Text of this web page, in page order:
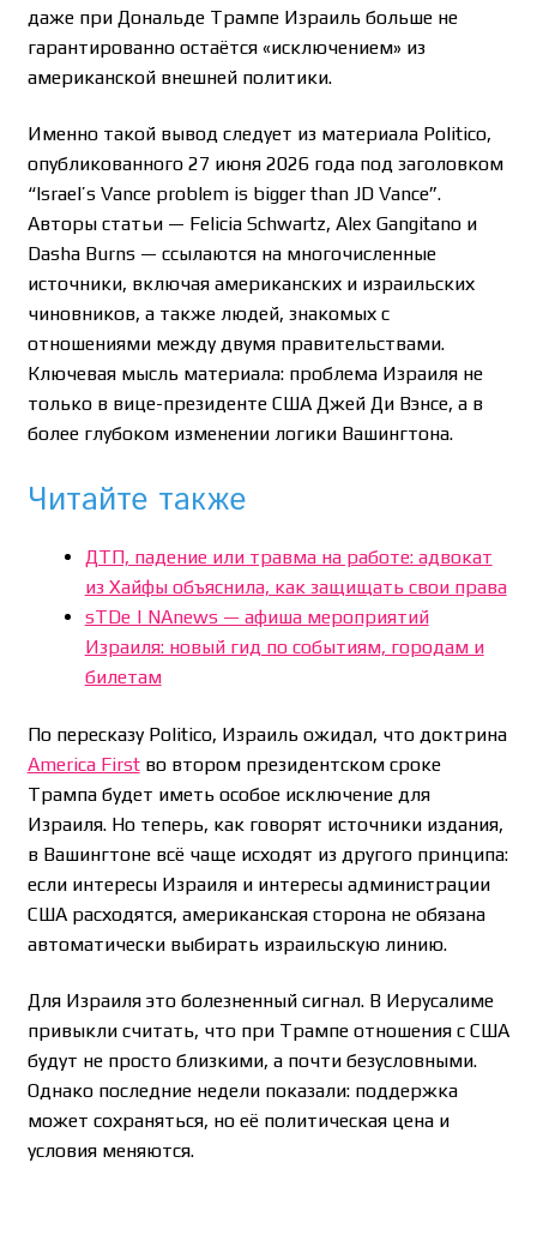
даже при Дональде Трампе Израиль больше не
гарантированно остаётся «исключением» из
американской внешней политики.
Именно такой вывод следует из материала Politico,
опубликованного 27 июня 2026 года под заголовком
“Israel’s Vance problem is bigger than JD Vance”.
Авторы статьи — Felicia Schwartz, Alex Gangitano и
Dasha Burns — ссылаются на многочисленные
источники, включая американских и израильских
чиновников, а также людей, знакомых с
отношениями между двумя правительствами.
Ключевая мысль материала: проблема Израиля не
только в вице-президенте США Джей Ди Вэнсе, а в
более глубоком изменении логики Вашингтона.
Читайте также
ДТП, падение или травма на работе: адвокат
из Хайфы объяснила, как защищать свои права
sTDe | NAnews — афиша мероприятий
Израиля: новый гид по событиям, городам и
билетам
По пересказу Politico, Израиль ожидал, что доктрина
America Firstво втором президентском сроке
Трампа будет иметь особое исключение для
Израиля. Но теперь, как говорят источники издания,
в Вашингтоне всё чаще исходят из другого принципа:
если интересы Израиля и интересы администрации
США расходятся, американская сторона не обязана
автоматически выбирать израильскую линию.
Для Израиля это болезненный сигнал. В Иерусалиме
привыкли считать, что при Трампе отношения с США
будут не просто близкими, а почти безусловными.
Однако последние недели показали: поддержка
может сохраняться, но её политическая цена и
условия меняются.